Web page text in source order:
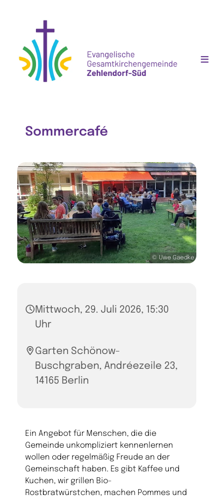
Sommercafé
© Uwe Gaedke
Mittwoch, 29. Juli 2026, 15:30
Uhr
Garten Schönow-
Buschgraben, Andréezeile 23,
14165 Berlin
Ein Angebot für Menschen, die die
Gemeinde unkompliziert kennenlernen
wollen oder regelmäßig Freude an der
Gemeinschaft haben. Es gibt Kaffee und
Kuchen, wir grillen Bio-
Rostbratwürstchen, machen Pommes und